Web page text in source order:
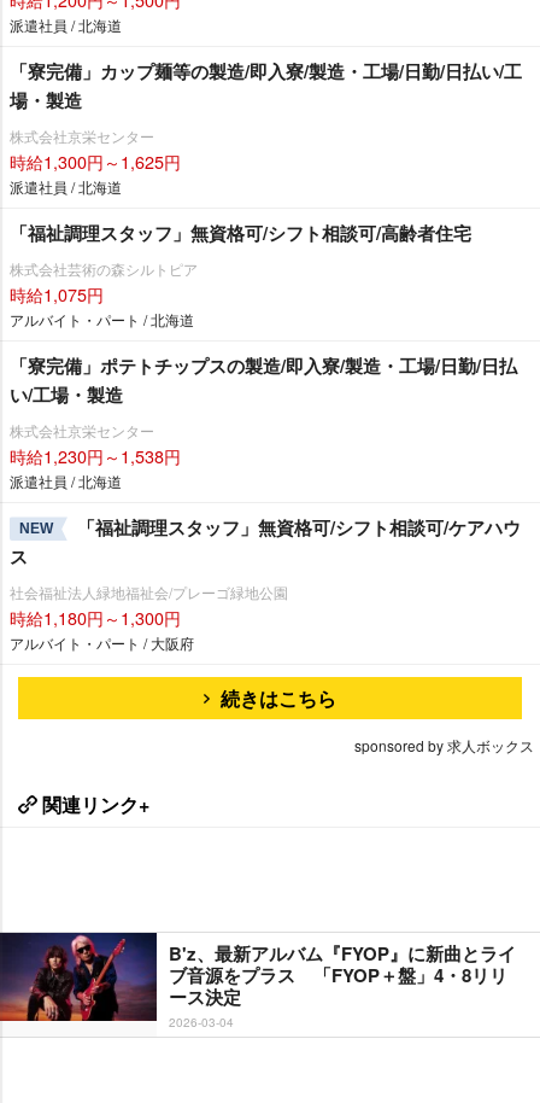
派遣社員 / 北海道
「寮完備」カップ麺等の製造/即入寮/製造・工場/日勤/日払い/工
場・製造
株式会社京栄センター
時給1,300円～1,625円
派遣社員 / 北海道
「福祉調理スタッフ」無資格可/シフト相談可/高齢者住宅
株式会社芸術の森シルトピア
時給1,075円
アルバイト・パート / 北海道
「寮完備」ポテトチップスの製造/即入寮/製造・工場/日勤/日払
い/工場・製造
株式会社京栄センター
時給1,230円～1,538円
派遣社員 / 北海道
NEW
「福祉調理スタッフ」無資格可/シフト相談可/ケアハウ
ス
社会福祉法人緑地福祉会/プレーゴ緑地公園
時給1,180円～1,300円
アルバイト・パート / 大阪府
続きはこちら
sponsored by 求人ボックス
関連リンク+
B'z、最新アルバム『FYOP』に新曲とライ
ブ音源をプラス 「FYOP＋盤」4・8リリ
ース決定
2026-03-04